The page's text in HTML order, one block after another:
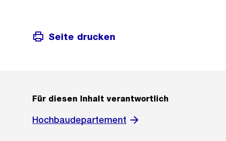
Seite drucken
Für diesen Inhalt verantwortlich
Hochbaudepartement